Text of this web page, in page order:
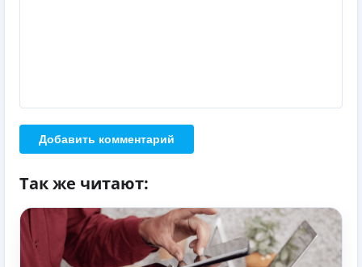
Добавить комментарий
Так же читают: